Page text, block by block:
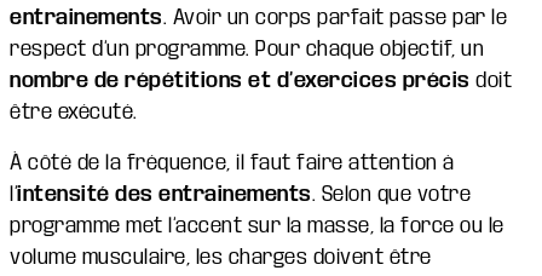
entrainements. Avoir un corps parfait passe par le
respect d’un programme. Pour chaque objectif, un
nombre de répétitions et d’exercices précis doit
être exécuté.
À côté de la fréquence, il faut faire attention à
l’intensité des entrainements. Selon que votre
programme met l’accent sur la masse, la force ou le
volume musculaire, les charges doivent être